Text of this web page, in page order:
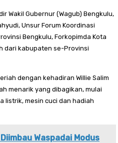
Wakil Gubernur (Wagub) Bengkulu,
Unsur Forum Koordinasi
Bengkulu, Forkopimda Kota
dari kabupaten se-Provinsi
dengan kehadiran Willie Salim
menarik yang dibagikan, mulai
listrik, mesin cuci dan hadiah
Waspadai Modus